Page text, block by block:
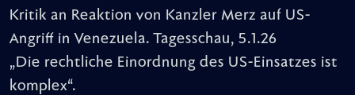
Kritik an Reaktion von Kanzler Merz auf US-
Angriff in Venezuela. Tagesschau, 5.1.26
„Die rechtliche Einordnung des US-Einsatzes ist
komplex“.